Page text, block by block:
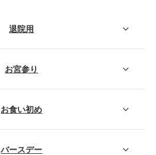
退院用
お宮参り
お食い初め
バースデー